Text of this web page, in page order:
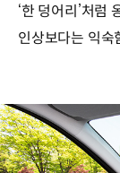
‘한 덩어리’처럼
인상보다는 익숙